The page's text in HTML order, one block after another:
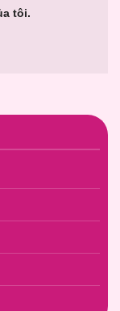
tôi.